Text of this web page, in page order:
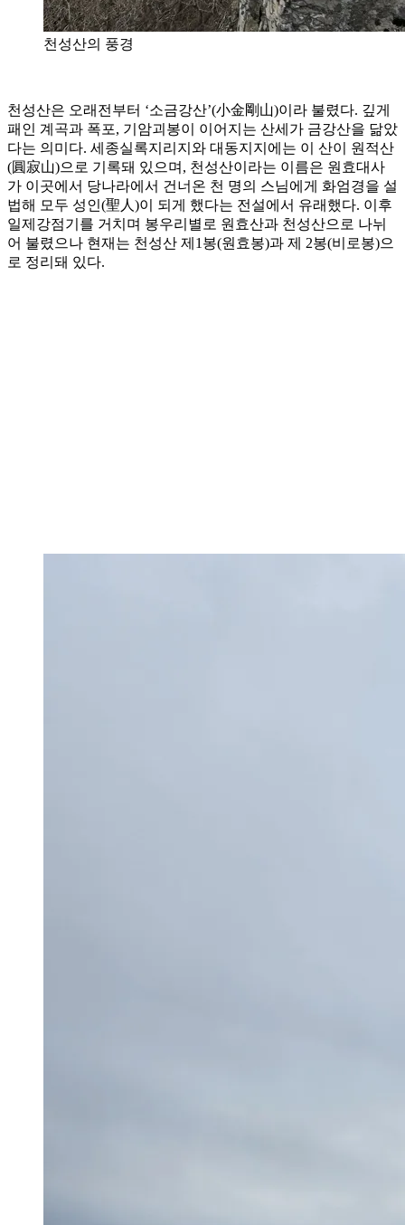
천성산의 풍경
천성산은 오래전부터 ‘소금강산’(小金剛山)이라 불렸다. 깊게
패인 계곡과 폭포, 기암괴봉이 이어지는 산세가 금강산을 닮았
다는 의미다. 세종실록지리지와 대동지지에는 이 산이 원적산
(圓寂山)으로 기록돼 있으며, 천성산이라는 이름은 원효대사
가 이곳에서 당나라에서 건너온 천 명의 스님에게 화엄경을 설
법해 모두 성인(聖人)이 되게 했다는 전설에서 유래했다. 이후
일제강점기를 거치며 봉우리별로 원효산과 천성산으로 나뉘
어 불렸으나 현재는 천성산 제1봉(원효봉)과 제 2봉(비로봉)으
로 정리돼 있다.